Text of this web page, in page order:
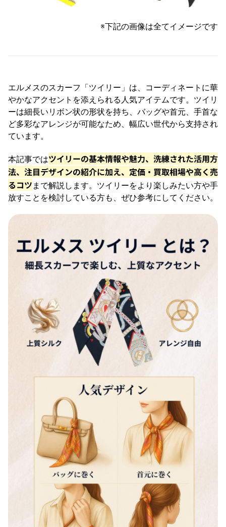
※下記の画像は全てイメージです
エルメスのスカーフ「ツイリー」は、コーディネートに華
やかなアクセントを添えられる人気アイテムです。ツイリ
ーは細長いリボン状の形状を持ち、バッグや首元、手首な
ど多彩なアレンジが可能なため、幅広い世代から支持され
ています。
本記事ではツイリーの基本情報や魅力、洗練された活用方
法、注目デザインの紹介に加え、定価・買取相場や高く売
るコツ まで解説します。ツイリーをより楽しみたい方や手
放すことを検討している方も、ぜひ参考にしてください。